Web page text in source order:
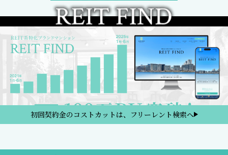
初回契約金のコストカットは、フリーレント検索へ